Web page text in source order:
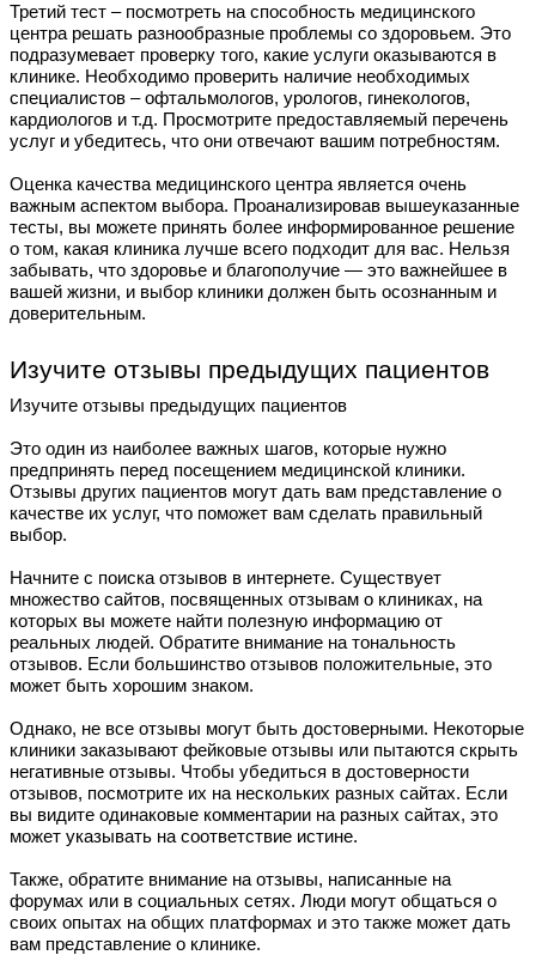
Третий тест – посмотреть на способность медицинского
центра решать разнообразные проблемы со здоровьем. Это
подразумевает проверку того, какие услуги оказываются в
клинике. Необходимо проверить наличие необходимых
специалистов – офтальмологов, урологов, гинекологов,
кардиологов и т.д. Просмотрите предоставляемый перечень
услуг и убедитесь, что они отвечают вашим потребностям.
Оценка качества медицинского центра является очень
важным аспектом выбора. Проанализировав вышеуказанные
тесты, вы можете принять более информированное решение
о том, какая клиника лучше всего подходит для вас. Нельзя
забывать, что здоровье и благополучие — это важнейшее в
вашей жизни, и выбор клиники должен быть осознанным и
доверительным.
Изучите отзывы предыдущих пациентов
Изучите отзывы предыдущих пациентов
Это один из наиболее важных шагов, которые нужно
предпринять перед посещением медицинской клиники.
Отзывы других пациентов могут дать вам представление о
качестве их услуг, что поможет вам сделать правильный
выбор.
Начните с поиска отзывов в интернете. Существует
множество сайтов, посвященных отзывам о клиниках, на
которых вы можете найти полезную информацию от
реальных людей. Обратите внимание на тональность
отзывов. Если большинство отзывов положительные, это
может быть хорошим знаком.
Однако, не все отзывы могут быть достоверными. Некоторые
клиники заказывают фейковые отзывы или пытаются скрыть
негативные отзывы. Чтобы убедиться в достоверности
отзывов, посмотрите их на нескольких разных сайтах. Если
вы видите одинаковые комментарии на разных сайтах, это
может указывать на соответствие истине.
Также, обратите внимание на отзывы, написанные на
форумах или в социальных сетях. Люди могут общаться о
своих опытах на общих платформах и это также может дать
вам представление о клинике.